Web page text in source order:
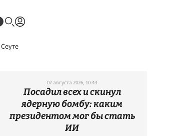
07 августа 2026, 10:43
Посадил всех и скинул
ядерную бомбу: каким
президентом мог бы стать
ИИ